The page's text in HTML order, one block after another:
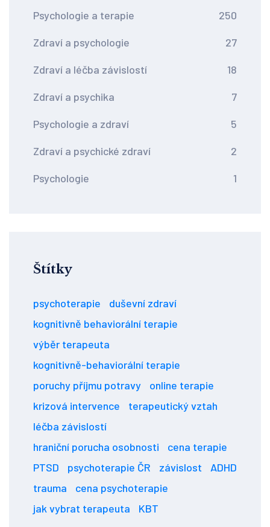
Psychologie a terapie 250
Zdraví a psychologie 27
Zdraví a léčba závislostí 18
Zdraví a psychika 7
Psychologie a zdraví 5
Zdraví a psychické zdraví 2
Psychologie 1
Štítky
psychoterapie
duševní zdraví
kognitivně behaviorální terapie
výběr terapeuta
kognitivně-behaviorální terapie
poruchy příjmu potravy
online terapie
krizová intervence
terapeutický vztah
léčba závislostí
hraniční porucha osobnosti
cena terapie
PTSD
psychoterapie ČR závislost
ADHD
trauma
cena psychoterapie
jak vybrat terapeuta
KBT